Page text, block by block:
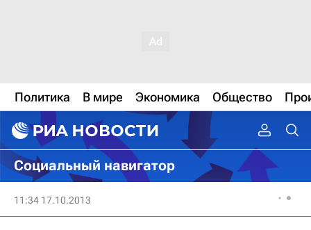
Политика В мире Экономика Общество
Социальный навигатор
11:34 17.10.2013